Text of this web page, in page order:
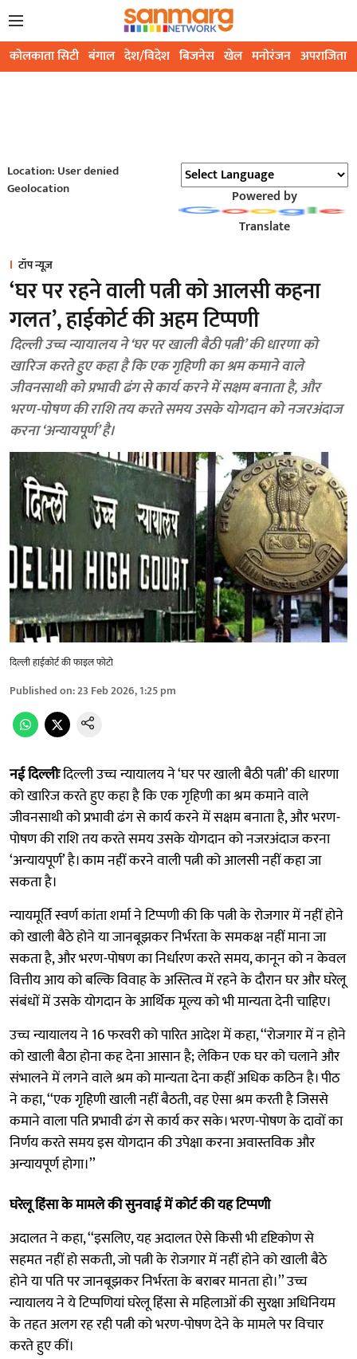
कोलकाता सिटी बंगाल देश/विदेश बिजनेस खेल मनोरंजन अपराजिता
Location: User denied
Geolocation
Powered by
Translate
टॉप न्यूज़
‘घर पर रहने वाली पत्नी को आलसी कहना
गलत’, हाईकोर्ट की अहम टिप्पणी
दिल्ली उच्च न्यायालय ने ‘घर पर खाली बैठी पत्नी’ की धारणा को
खारिज करते हुए कहा है कि एक गृहिणी का श्रम कमाने वाले
जीवनसाथी को प्रभावी ढंग से कार्य करने में सक्षम बनाता है, और
भरण-पोषण की राशि तय करते समय उसके योगदान को नजरअंदाज
करना ‘अन्यायपूर्ण’ है।
दिल्ली हाईकोर्ट की फाइल फोटो
Published on:23 Feb 2026, 1:25 pm
नई दिल्लीःदिल्ली उच्च न्यायालय ने ‘घर पर खाली बैठी पत्नी’ की धारणा
को खारिज करते हुए कहा है कि एक गृहिणी का श्रम कमाने वाले
जीवनसाथी को प्रभावी ढंग से कार्य करने में सक्षम बनाता है, और भरण-
पोषण की राशि तय करते समय उसके योगदान को नजरअंदाज करना
‘अन्यायपूर्ण’ है। काम नहीं करने वाली पत्नी को आलसी नहीं कहा जा
सकता है।
न्यायमूर्ति स्वर्ण कांता शर्मा ने टिप्पणी की कि पत्नी के रोजगार में नहीं होने
को खाली बैठे होने या जानबूझकर निर्भरता के समकक्ष नहीं माना जा
सकता है, और भरण-पोषण का निर्धारण करते समय, कानून को न केवल
वित्तीय आय को बल्कि विवाह के अस्तित्व में रहने के दौरान घर और घरेलू
संबंधों में उसके योगदान के आर्थिक मूल्य को भी मान्यता देनी चाहिए।
उच्च न्यायालय ने 16 फरवरी को पारित आदेश में कहा, ‘‘रोजगार में न होने
को खाली बैठा होना कह देना आसान है; लेकिन एक घर को चलाने और
संभालने में लगने वाले श्रम को मान्यता देना कहीं अधिक कठिन है। पीठ
ने कहा, ‘‘एक गृहिणी खाली नहीं बैठती, वह ऐसा श्रम करती है जिससे
कमाने वाला पति प्रभावी ढंग से कार्य कर सके। भरण-पोषण के दावों का
निर्णय करते समय इस योगदान की उपेक्षा करना अवास्तविक और
अन्यायपूर्ण होगा।’’
घरेलू हिंसा के मामले की सुनवाई में कोर्ट की यह टिप्पणी
अदालत ने कहा, ‘‘इसलिए, यह अदालत ऐसे किसी भी दृष्टिकोण से
सहमत नहीं हो सकती, जो पत्नी के रोजगार में नहीं होने को खाली बैठे
होने या पति पर जानबूझकर निर्भरता के बराबर मानता हो।’’ उच्च
न्यायालय ने ये टिप्पणियां घरेलू हिंसा से महिलाओं की सुरक्षा अधिनियम
के तहत अलग रह रही पत्नी को भरण-पोषण देने के मामले पर विचार
करते हुए कीं।